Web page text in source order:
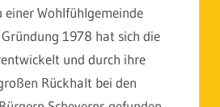
Wohlfühlgemeinde
1978 hat sich die
und durch ihre
Rückhalt bei den